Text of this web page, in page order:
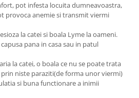
pot infesta locuita dumneavoastra,
provoca anemie si transmit viermi
la catei si boala Lyme la oameni.
pana in casa sau in patul
la catei, o boala ce nu se poate trata
niste paraziti(de forma unor viermi)
si buna functionare a inimii